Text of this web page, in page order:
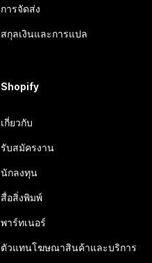
การจัดส่ง
สกุลเงินและการแปล
Shopify
เกี่ยวกับ
รับสมัครงาน
นักลงทุน
สื่อสิ่งพิมพ์
พาร์ทเนอร์
ตัวแทนโฆษณาสินค้าและบริการ